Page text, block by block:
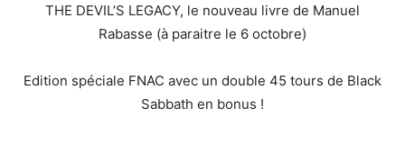
THE DEVIL’S LEGACY, le nouveau livre de Manuel
Rabasse (à paraitre le 6 octobre)
Edition spéciale FNAC avec un double 45 tours de Black
Sabbath en bonus !